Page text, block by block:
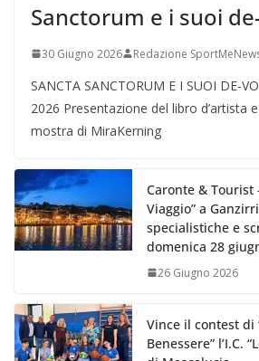
Sanctorum e i suoi
30 Giugno 2026 Redazione
SANCTA SANCTORUM E I SUOI DE-
2026 Presentazione del libro d’artista
mostra di MiraKerning
Caronte & Tourist
Viaggio” a
specialistiche e
domenica 28
26 Giugno 2026
Vince il contest di
Benessere” l’I.C.